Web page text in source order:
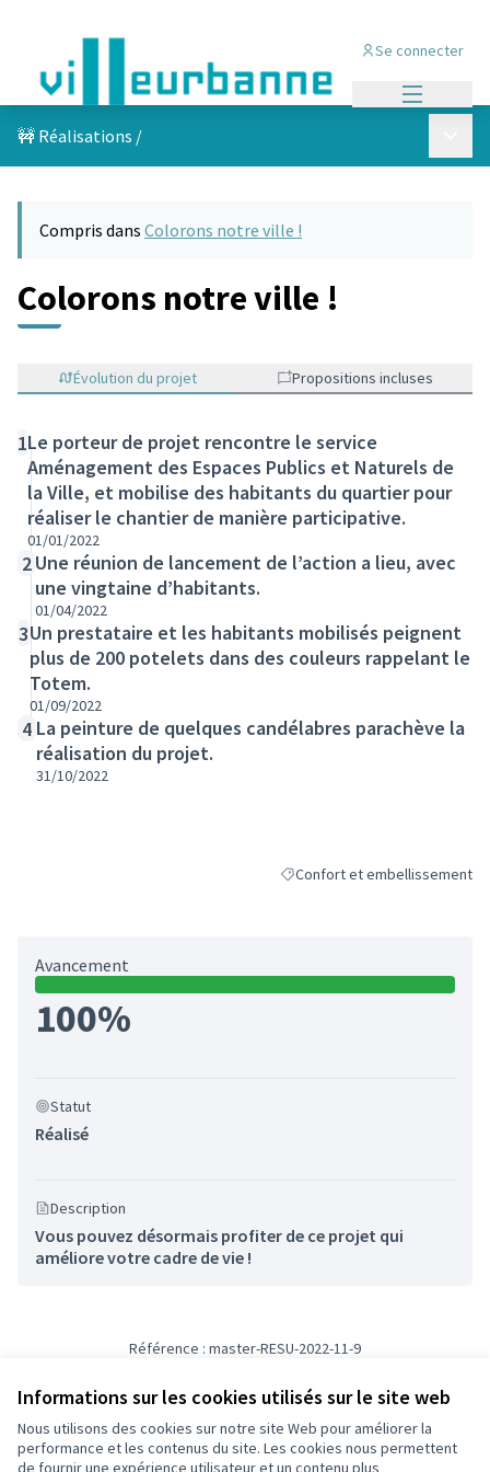
Informations sur les cookies utilisés sur le site web
Nous utilisons des cookies sur notre site Web pour améliorer la
performance et les contenus du site. Les cookies nous permettent
de fournir une expérience utilisateur et un contenu plus
Se connecter
🚧 Réalisations /
Compris dans Colorons notre ville !
Colorons notre ville !
Évolution du projet Propositions incluses
1Le porteur de projet rencontre le service
Aménagement des Espaces Publics et Naturels de
la Ville, et mobilise des habitants du quartier pour
réaliser le chantier de manière participative.
01/01/2022
2Une réunion de lancement de l’action a lieu, avec
une vingtaine d’habitants.
01/04/2022
3Un prestataire et les habitants mobilisés peignent
plus de 200 potelets dans des couleurs rappelant le
Totem.
01/09/2022
4 La peinture de quelques candélabres parachève la
réalisation du projet.
31/10/2022
Filtrer les résultats de la
Confort et embellissement
Avancement
100%
Statut
Réalisé
Description
Vous pouvez désormais profiter de ce projet qui
améliore votre cadre de vie !
Référence : master-RESU-2022-11-9
Conditions d'utilisation
Paramètres des cookies